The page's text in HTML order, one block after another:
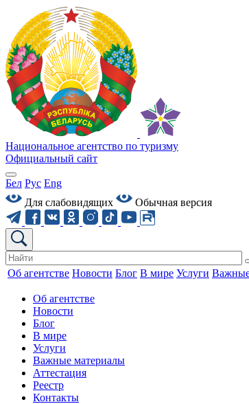
Национальное агентство по туризму
Официальный сайт
Бел Рус Eng
Для слабовидящих
Обычная версия
Об агентстве Новости Блог В мире Услуги
Об агентстве
Новости
Блог
В мире
Услуги
Важные материалы
Аттестация
Реестр
Контакты